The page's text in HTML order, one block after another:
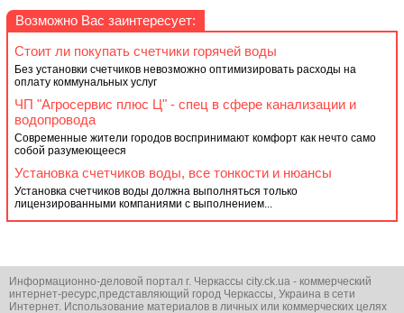
Возможно Вас заинтересует:
Стоит ли покупать счетчики горячей воды
Без установки счетчиков невозможно оптимизировать расходы на
оплату коммунальных услуг
ЧП "Агросервис плюс Ц" - спец в сфере канализации и
водопровода
Современные жители городов воспринимают комфорт как нечто само
собой разумеющееся
Установка счетчиков воды, все тонкости и нюансы
Установка счетчиков воды должна выполняться только
лицензированными компаниями с выполнением...
Информационно-деловой портал г. Черкассы city.ck.ua - коммерческий
интернет-ресурс,представляющий город Черкассы, Украина в сети
Интернет. Использование материалов в личных или коммерческих целях